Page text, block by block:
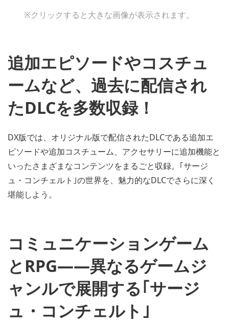
※クリックすると大きな画像が表示されます。
追加エピソードやコスチュ
ームなど、過去に配信され
たDLCを多数収録！
DX版では、オリジナル版で配信されたDLCである追加エ
ピソードや追加コスチューム、アクセサリーに追加機能と
いったさまざまなコンテンツをまるごと収録。｢サージ
ュ・コンチェルト｣の世界を、魅力的なDLCでさらに深く
堪能しよう。
コミュニケーションゲーム
とRPG――異なるゲームジ
ャンルで展開する｢サージ
ュ・コンチェルト｣